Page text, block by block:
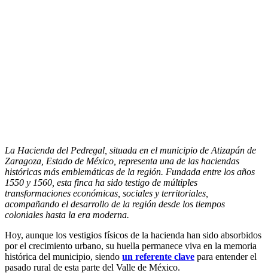
La Hacienda del Pedregal, situada en el municipio de Atizapán de
Zaragoza, Estado de México, representa una de las haciendas
históricas más emblemáticas de la región. Fundada entre los años
1550 y 1560, esta finca ha sido testigo de múltiples
transformaciones económicas, sociales y territoriales,
acompañando el desarrollo de la región desde los tiempos
coloniales hasta la era moderna.
Hoy, aunque los vestigios físicos de la hacienda han sido absorbidos
por el crecimiento urbano, su huella permanece viva en la memoria
histórica del municipio, siendo un referente clave para entender el
pasado rural de esta parte del Valle de México.